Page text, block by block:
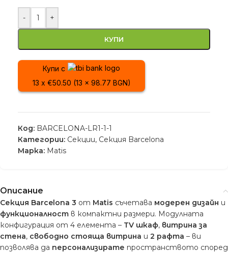
- +
КУПИ
Купи с
13 x €50.50 (13 x 98.77 BGN)
Код: BARCELONA-LR1-1-1
Категории: Секции, Секция Barcelona
Марка: Matis
Описание
Секция Barcelona 3 от Matis съчетава модерен дизайн и
функционалност в компактни размери. Модулната
конфигурация от 4 елемента – TV шкаф, витрина за
стена, свободно стояща витрина и 2 рафта – ви
позволява да персонализирате пространството според